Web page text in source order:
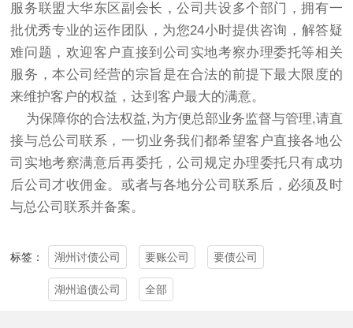
服务联盟大华东区副会长，公司共设多个部门，拥有一
批优秀专业的运作团队，为您24小时提供咨询，解答疑
难问题，欢迎客户直接到公司实地考察办理委托等相关
服务，本公司经营的宗旨是在合法的前提下最大限度的
来维护客户的权益，达到客户最大的满意。
为保障你的合法权益,为方便总部业务监督与管理,请直
接与总公司联系，一切业务我们都希望客户直接各地公
司实地考察满意后再委托，公司规定办理委托只有成功
后公司才收佣金。或者与各地分公司联系后，必须及时
与总公司联系并备案。
标签： 湖州讨债公司 要账公司 要债公司
湖州追债公司 全部